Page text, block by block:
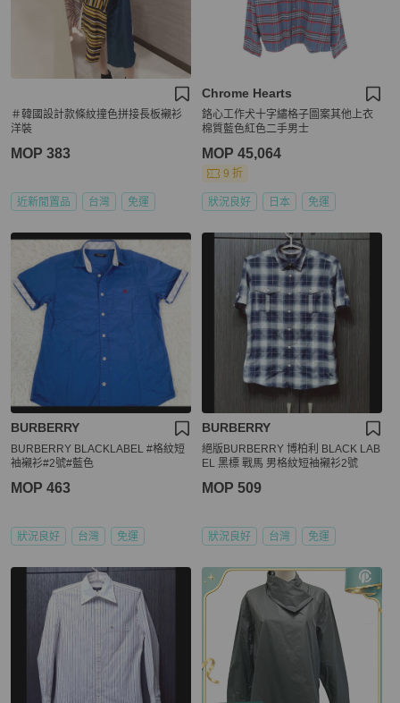
＃韓國設計款條紋撞色拼接長板襯衫
洋裝
MOP 383
近新閒置品 台灣 免運
Chrome Hearts
鉻心工作犬十字繡格子圖案其他上衣
棉質藍色紅色二手男士
MOP 45,064
9 折
狀況良好 日本 免運
BURBERRY
BURBERRY BLACKLABEL #格紋短
袖襯衫#2號#藍色
MOP 463
狀況良好 台灣 免運
BURBERRY
絕版BURBERRY 博柏利 BLACK LAB
EL 黑標 戰馬 男格紋短袖襯衫2號
MOP 509
狀況良好 台灣 免運